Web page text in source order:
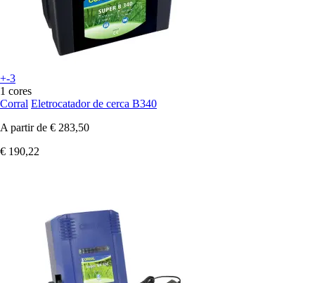
+-3
1 cores
Corral Eletrocatador de cerca B340
A partir de € 283,50
€ 190,22